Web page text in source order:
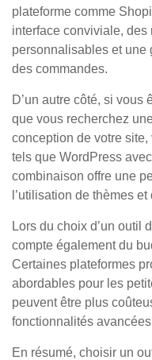
plateforme comme
interface conviviale,
personnalisables et une
des commandes.
D’un autre côté, si vous
que vous recherchez
conception de votre
tels que WordPress
combinaison offre une
l’utilisation de thèmes
Lors du choix d’un outil
compte également du
Certaines plateformes
abordables pour les
peuvent être plus
fonctionnalités
En résumé, choisir un